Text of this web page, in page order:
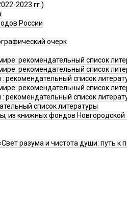
2023 гг.)
России
очерк
рекомендательный список
рекомендательный список
список
рекомендательный список
список
список литературы
из книжных фондов
разума и чистота души: путь